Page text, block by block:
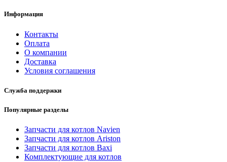
Информация
Контакты
Оплата
О компании
Доставка
Условия соглашения
Служба поддержки
Популярные разделы
Запчасти для котлов Navien
Запчасти для котлов Ariston
Запчасти для котлов Baxi
Комплектующие для котлов